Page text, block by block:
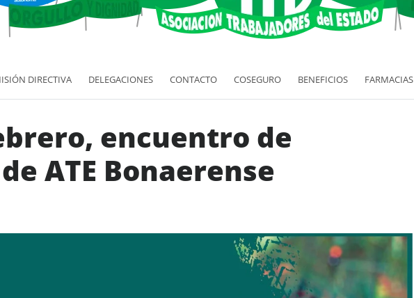
DIRECTIVA DELEGACIONES CONTACTO COSEGURO BENEFICIOS FARMACIAS
encuentro de
ATE Bonaerense